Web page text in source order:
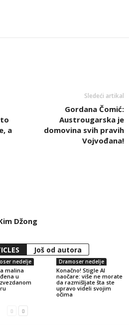
a
Sledeći artikal
Gordana Čomić:
Austrougarska je
domovina svih pravih
Vojvođana!
Džong
Još od autora
nedelje
malina
u
Dramoser nedelje
Konačno! Stigle AI
naočare: više ne morate
da razmišljate šta ste
upravo videli svojim
očima